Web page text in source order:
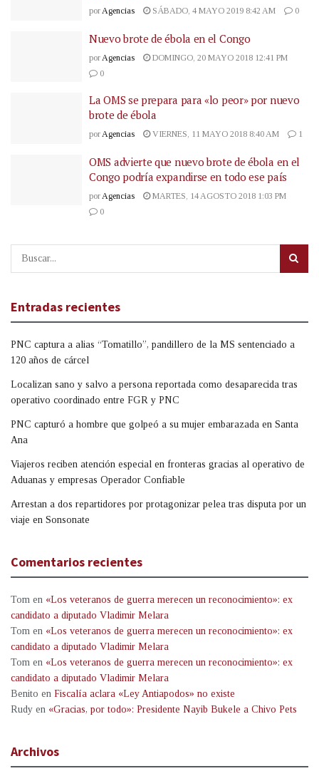
porAgencias SÁBADO, 4 MAYO 2019 8:42 AM 0
Nuevo brote de ébola en el Congo
por Agencias
DOMINGO, 20 MAYO 2018 12:41 PM
0
La OMS se prepara para «lo peor» por nuevo
brote de ébola
porAgencias VIERNES, 11 MAYO 2018 8:40 AM 1
OMS advierte que nuevo brote de ébola en el
Congo podría expandirse en todo ese país
por Agencias
MARTES, 14 AGOSTO 2018 1:03 PM
0
Entradas recientes
PNC captura a alias “Tomatillo”, pandillero de la MS sentenciado a
120 años de cárcel
Localizan sano y salvo a persona reportada como desaparecida tras
operativo coordinado entre FGR y PNC
PNC capturó a hombre que golpeó a su mujer embarazada en Santa
Ana
Viajeros reciben atención especial en fronteras gracias al operativo de
Aduanas y empresas Operador Confiable
Arrestan a dos repartidores por protagonizar pelea tras disputa por un
viaje en Sonsonate
Comentarios recientes
Tom en «Los veteranos de guerra merecen un reconocimiento»: ex
candidato a diputado Vladimir Melara
Tom en «Los veteranos de guerra merecen un reconocimiento»: ex
candidato a diputado Vladimir Melara
Tom en «Los veteranos de guerra merecen un reconocimiento»: ex
candidato a diputado Vladimir Melara
Benito en Fiscalía aclara «Ley Antiapodos» no existe
Rudy en «Gracias, por todo»: Presidente Nayib Bukele a Chivo Pets
Archivos